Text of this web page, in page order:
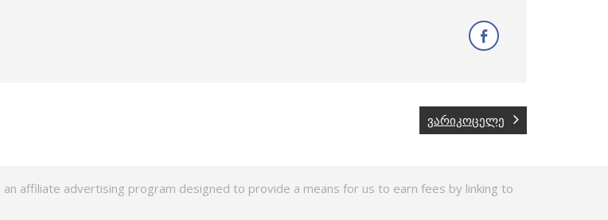
ვარიკოცელე
affiliate advertising program designed to provide a means for us to earn fees by linking to